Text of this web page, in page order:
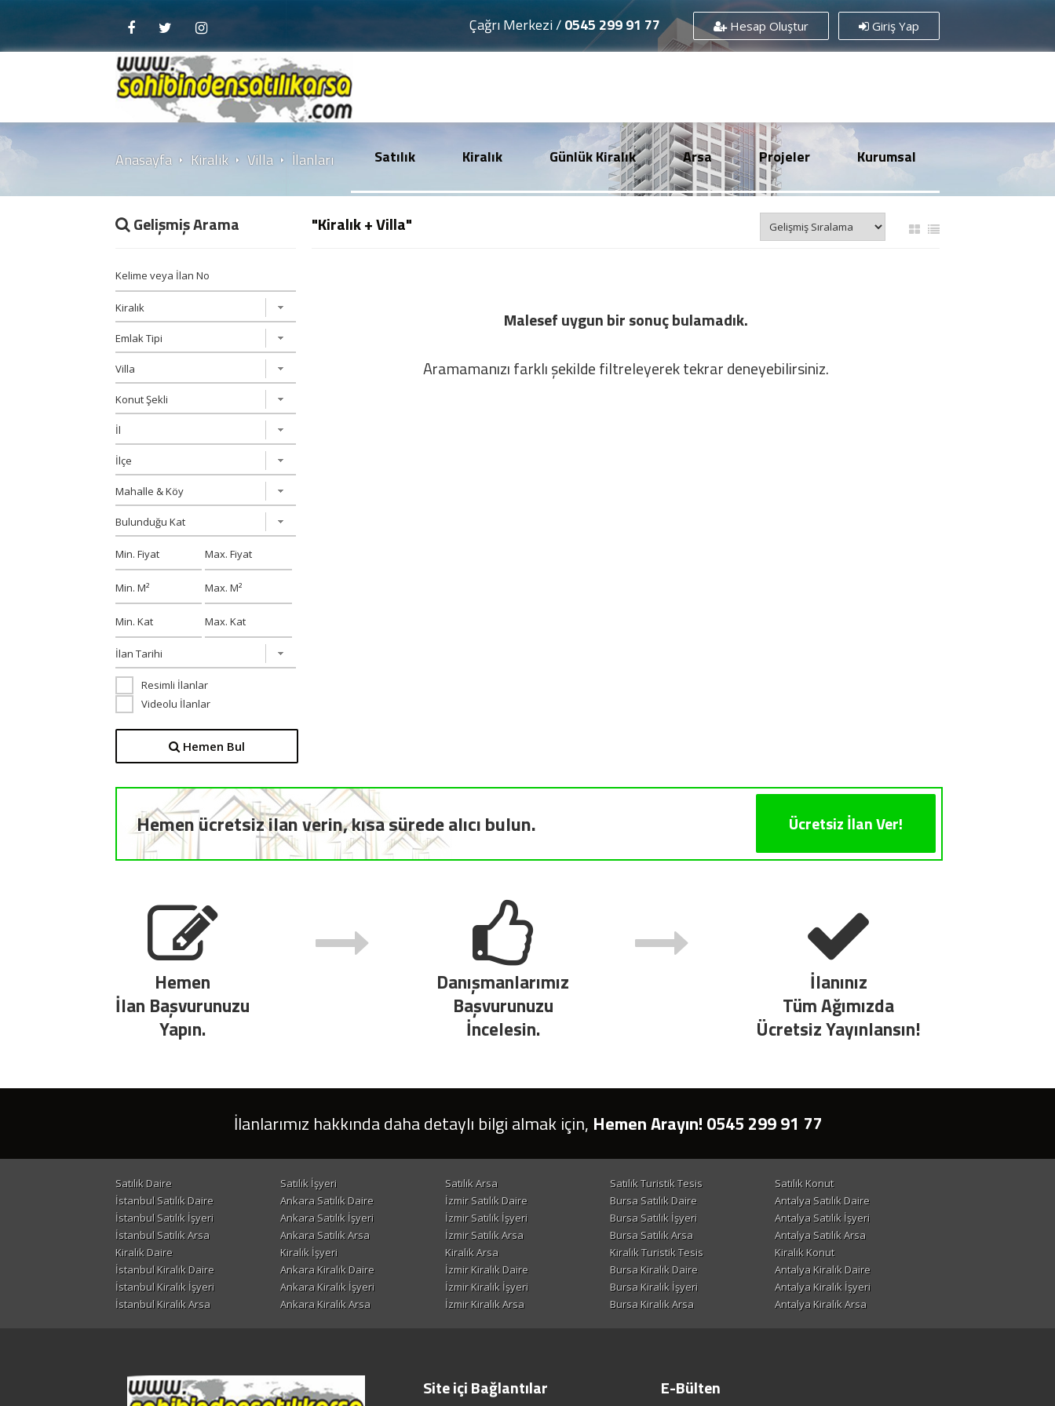
Giriş Yap
Hesap Oluştur
Çağrı Merkezi /0545 299 91 77
Satılık Kiralık Günlük Kiralık Arsa Projeler Kurumsal
Anasayfa Kiralık Villa İlanları
"Kiralık + Villa"
Malesef uygun bir sonuç bulamadık.
Aramamanızı farklı şekilde filtreleyerek tekrar deneyebilirsiniz.
Gelişmiş Arama
Resimli İlanlar
Videolu İlanlar
Hemen Bul
Hemen ücretsiz ilan verin, kısa sürede alıcı bulun. Ücretsiz İlan Ver!
Hemen
İlan Başvurunuzu
Yapın.
Danışmanlarımız
Başvurunuzu
İncelesin.
İlanınız
Tüm Ağımızda
Ücretsiz Yayınlansın!
İlanlarımız hakkında daha detaylı bilgi almak için, Hemen Arayın! 0545 299 91 77
Satılık Daire Satılık İşyeri Satılık Arsa Satılık Turistik Tesis
Satılık Konut
İstanbul Satılık Daire
Ankara Satılık Daire İzmir Satılık Daire Bursa Satılık Daire
Antalya Satılık Daire
İstanbul Satılık İşyeri
Ankara Satılık İşyeri İzmir Satılık İşyeri Bursa Satılık İşyeri
Antalya Satılık İşyeri
İstanbul Satılık Arsa
Ankara Satılık Arsa İzmir Satılık Arsa Bursa Satılık Arsa
Antalya Satılık Arsa
Kiralık Daire
Kiralık İşyeri Kiralık Arsa Kiralık Turistik Tesis
Kiralık Konut
İstanbul Kiralık Daire
Ankara Kiralık Daire İzmir Kiralık Daire Bursa Kiralık Daire
Antalya Kiralık Daire
İstanbul Kiralık İşyeri
Ankara Kiralık İşyeri İzmir Kiralık İşyeri Bursa Kiralık İşyeri
Antalya Kiralık İşyeri
İstanbul Kiralık Arsa
Ankara Kiralık Arsa İzmir Kiralık Arsa Bursa Kiralık Arsa Antalya Kiralık Arsa
Site içi Bağlantılar E-Bülten